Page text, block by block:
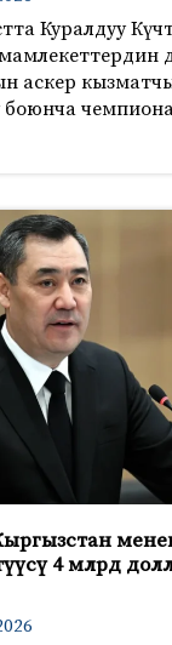
Куралдуу
аскер
боюнча
4 млрд